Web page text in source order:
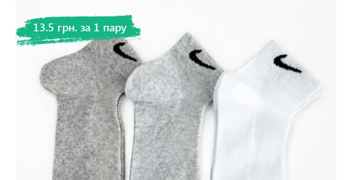
13.5 грн. за 1 пару